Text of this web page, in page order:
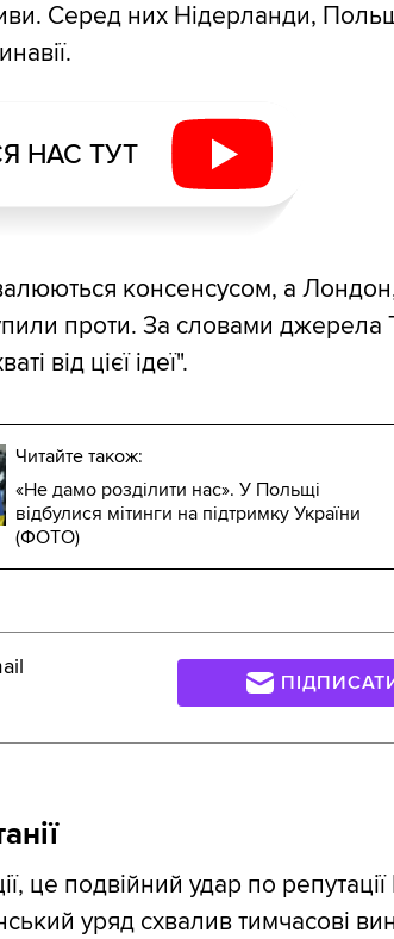
Серед них Нідерланди,
НАС ТУТ
консенсусом, а
проти. За словами джерела
від цієї ідеї".
Читайте також:
«Не дамо розділити нас». У Польщі
відбулися мітинги на підтримку України
(ФОТО)
це подвійний удар по
уряд схвалив тимчасові